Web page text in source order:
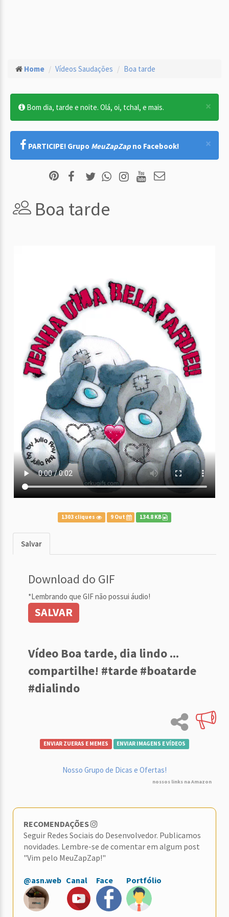
Home Vídeos Saudações Boa tarde
×
Bom dia, tarde e noite. Olá, oi, tchal, e mais.
×
PARTICIPE! Grupo MeuZapZap no Facebook!
Boa tarde
1303 cliques 9 Out 134.8 KB
Salvar
Download do GIF
*Lembrando que GIF não possui áudio!
SALVAR
Vídeo Boa tarde, dia lindo ...
compartilhe! #tarde #boatarde
#dialindo
ENVIAR ZUERAS E MEMES ENVIAR IMAGENS E VÍDEOS
Nosso Grupo de Dicas e Ofertas!
nossos links na Amazon
RECOMENDAÇÕES
Seguir Redes Sociais do Desenvolvedor. Publicamos
novidades. Lembre-se de comentar em algum post
"Vim pelo MeuZapZap!"
@asn.web Canal Face Portfólio